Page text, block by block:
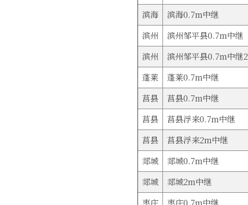
滨海
滨海0.7m中继
滨州
滨州邹平县0.7m中继
滨州
滨州邹平县0.7m中继2
蓬莱
蓬莱0.7m中继
莒县
莒县0.7m中继
莒县
莒县浮来0.7m中继
莒县
莒县浮来2m中继
郯城
郯城0.7m中继
郯城
郯城2m中继